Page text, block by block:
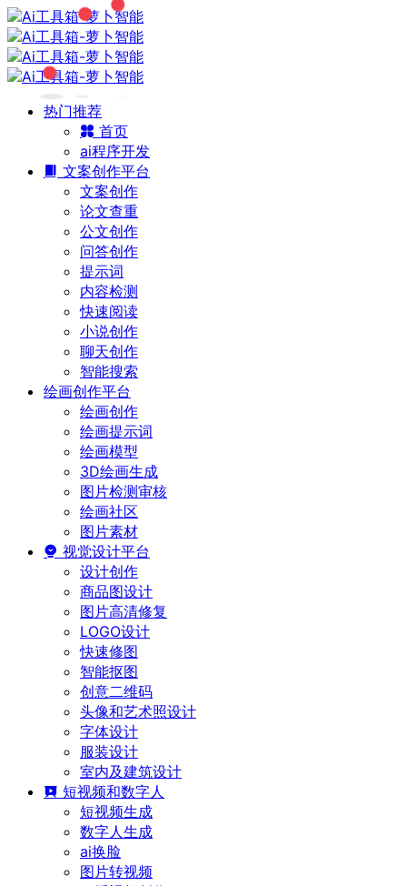
热门推荐
首页
ai程序开发
文案创作平台
文案创作
论文查重
公文创作
问答创作
提示词
内容检测
快速阅读
小说创作
聊天创作
智能搜索
绘画创作平台
绘画创作
绘画提示词
绘画模型
3D绘画生成
图片检测审核
绘画社区
图片素材
视觉设计平台
设计创作
商品图设计
图片高清修复
LOGO设计
快速修图
智能抠图
创意二维码
头像和艺术照设计
字体设计
服装设计
室内及建筑设计
短视频和数字人
短视频生成
数字人生成
ai换脸
图片转视频